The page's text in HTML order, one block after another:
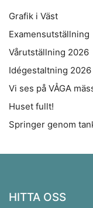
Grafik i Väst
Examensutställning
Vårutställning 2026
Idégestaltning 2026
Vi ses på VÅGA
Huset fullt!
Springer genom
Ett eget
HITTA OSS